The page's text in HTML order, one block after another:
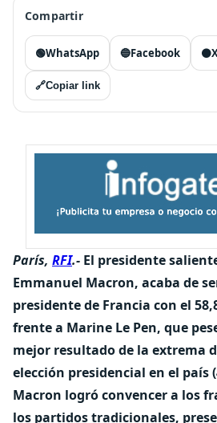
Compartir
🟢WhatsApp 🔵Facebook ⚫
🔗Copiar link
París, RFI.- El presidente
Emmanuel Macron, acaba de
presidente de Francia con el
frente a Marine Le Pen, que
mejor resultado de la extrema
elección presidencial en el país
Macron logró convencer a los
los partidos tradicionales,